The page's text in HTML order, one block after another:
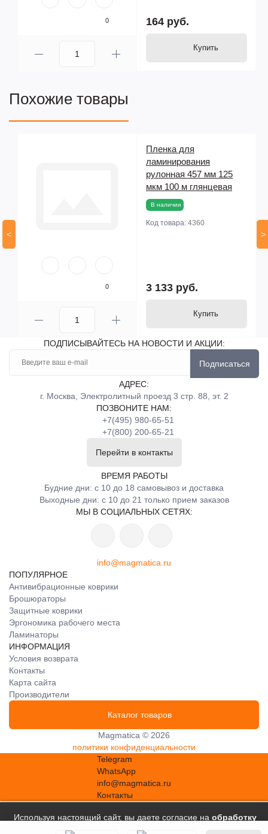
0 164 руб.
Купить
Похожие товары
<
0
Пленка для
ламинирования
рулонная 457 мм 125
мкм 100 м глянцевая
В наличии
Код товара: 4360
3 133 руб.
Купить
>
ПОДПИСЫВАЙТЕСЬ НА НОВОСТИ И АКЦИИ:
Подписаться
АДРЕС:
г. Москва, Электролитный проезд 3 стр. 88, эт. 2
ПОЗВОНИТЕ НАМ:
+7(495) 980-65-51
+7(800) 200-65-21
Перейти в контакты
ВРЕМЯ РАБОТЫ
Будние дни: с 10 до 18 самовывоз и доставка
Выходные дни: с 10 до 21 только прием заказов
МЫ В СОЦИАЛЬНЫХ СЕТЯХ:
info@magmatica.ru
ПОПУЛЯРНОЕ
Антивибрационные коврики
Брошюраторы
Защитные коврики
Эргономика рабочего места
Ламинаторы
ИНФОРМАЦИЯ
Условия возврата
Контакты
Карта сайта
Производители
Каталог товаров
Magmatica © 2026
политики конфиденциальности
Telegram
WhatsApp
info@magmatica.ru
Контакты
Используя настоящий сайт, вы даете согласие на обработку
файлов сookie
, в соответствии с